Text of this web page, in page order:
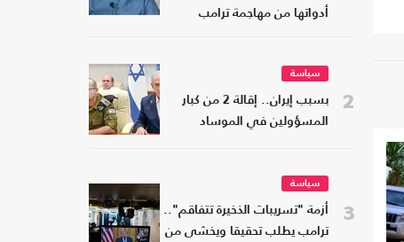
أدواتها من مهاجمة ترامب
2
سياسة
بسبب إيران.. إقالة 2 من كبار
المسؤولين في الموساد
3
سياسة
أزمة "تسريبات الذخيرة تتفاقم"..
ترامب يطلب تحقيقا ويخشى من